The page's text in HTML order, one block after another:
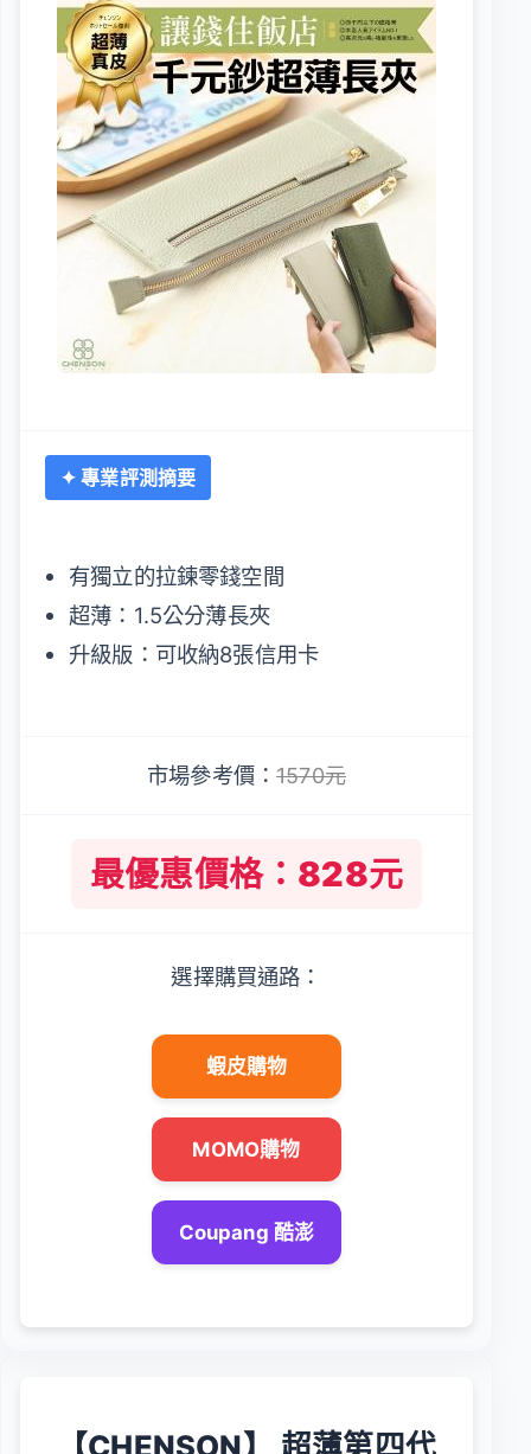
✦ 專業評測摘要
有獨立的拉鍊零錢空間
超薄：1.5公分薄長夾
升級版：可收納8張信用卡
市場參考價：1570元
最優惠價格：828元
選擇購買通路：
蝦皮購物
MOMO購物
Coupang 酷澎